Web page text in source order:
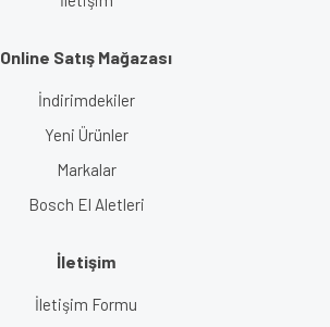
Online Satış Mağazası
İndirimdekiler
Yeni Ürünler
Markalar
Bosch El Aletleri
İletişim
İletişim Formu